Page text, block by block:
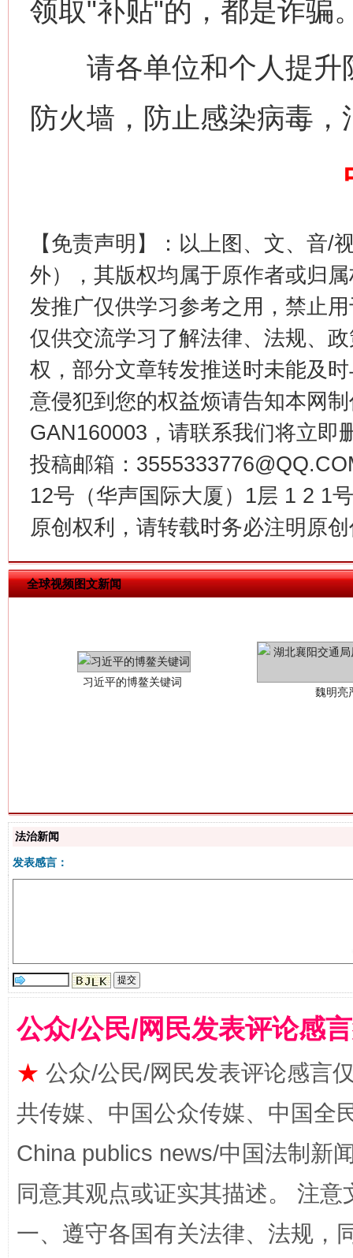
领取"补贴"的，都是诈骗
请各单位和个人提升
防火墙，防止感染病毒
【免责声明】：以上图、文、音/
外），其版权均属于原作者或归
发推广仅供学习参考之用，禁止
仅供交流学习了解法律、法规、
权，部分文章转发推送时未能及
意侵犯到您的权益烦请告知本网
GAN160003，请联系我们将立即
投稿邮箱：
12号（华声国际大厦）1层 1 2 1
原创权利，请转载时务必注明原
全球视频图文新闻
在谋一域中谋全局
今
习近平的博鳌关键词
魏明亮
揭批美国五大"原罪" "炒
法治新闻
发表感言：
公众/公民/网民发表评论感
★ 公众/公民/网民发表评论感言
共传媒、中国公众传媒、中国全
China publics news/中国法制新
同意其观点或证实其描述。 注
一、遵守各国有关法律、法规，